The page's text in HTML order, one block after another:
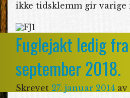
ikke tidsklemm gir varige
Fuglejakt ledig
september 2018.
Skrevet 27. januar 2014 av